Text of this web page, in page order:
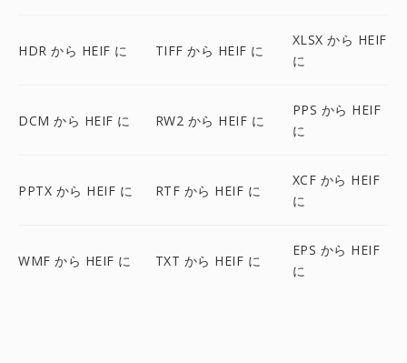
HDR から HEIF に TIFF から HEIF に
XLSX から HEIF
に
DCM から HEIF に RW2 から HEIF に
PPS から HEIF
に
PPTX から HEIF に RTF から HEIF に
XCF から HEIF
に
WMF から HEIF に TXT から HEIF に
EPS から HEIF
に